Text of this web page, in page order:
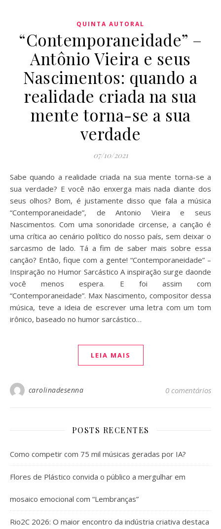
QUINTA AUTORAL
“Contemporaneidade” –
Antônio Vieira e seus
Nascimentos: quando a
realidade criada na sua
mente torna-se a sua
verdade
07/10/2021
Sabe quando a realidade criada na sua mente torna-se a
sua verdade? E você não enxerga mais nada diante dos
seus olhos? Bom, é justamente disso que fala a música
“Contemporaneidade”, de Antonio Vieira e seus
Nascimentos. Com uma sonoridade circense, a canção é
uma crítica ao cenário político do nosso país, sem deixar o
sarcasmo de lado. Tá a fim de saber mais sobre essa
canção? Então, fique com a gente! “Contemporaneidade” –
Inspiração no Humor Sarcástico A inspiração surge daonde
você menos espera. E foi assim com
“Contemporaneidade”. Max Nascimento, compositor dessa
música, teve a ideia de escrever uma letra com um tom
irônico, baseado no humor sarcástico…
LEIA MAIS
carolinadesenna 0 comentários
POSTS RECENTES
Como competir com 75 mil músicas geradas por IA?
Flores de Plástico convida o público a mergulhar em
mosaico emocional com “Lembranças”
Rio2C 2026: O maior encontro da indústria criativa destaca